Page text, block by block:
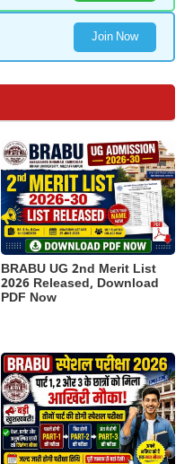
Join Now
BRABU UG 2nd Merit List
2026 Released, Download
PDF Now